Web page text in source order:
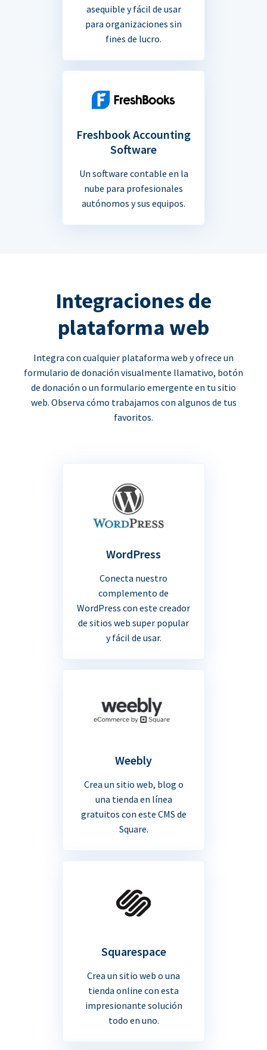
asequible y fácil de usar
para organizaciones sin
fines de lucro.
Freshbook Accounting
Software
Un software contable en la
nube para profesionales
autónomos y sus equipos.
Integraciones de
plataforma web
Integra con cualquier plataforma web y ofrece un
formulario de donación visualmente llamativo, botón
de donación o un formulario emergente en tu sitio
web. Observa cómo trabajamos con algunos de tus
favoritos.
WordPress
Conecta nuestro
complemento de
WordPress con este creador
de sitios web super popular
y fácil de usar.
Weebly
Crea un sitio web, blog o
una tienda en línea
gratuitos con este CMS de
Square.
Squarespace
Crea un sitio web o una
tienda online con esta
impresionante solución
todo en uno.